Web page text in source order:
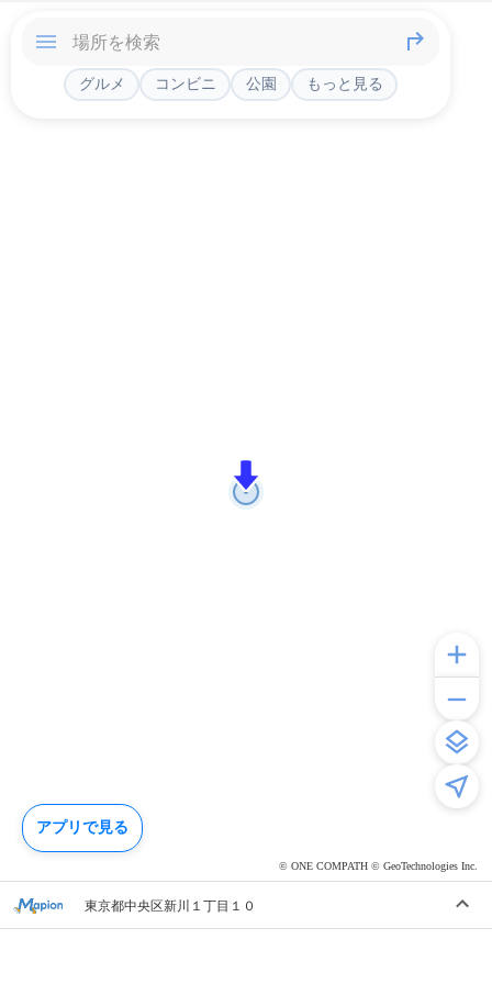
© ONE COMPATH © GeoTechnologies Inc.
グルメ コンビニ 公園 もっと見る
東京都中央区新川１丁目１０
アプリで見る